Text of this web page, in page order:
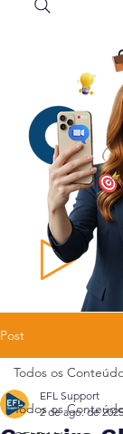
Post
Todos os
Todos os
EFL Support
2 de ago. de 2025